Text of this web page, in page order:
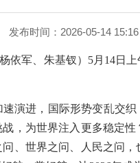
发布时间：2026-05-14 15:16
依军、朱基钗）5月14日
演进，国际形势变乱交
，为世界注入更多稳定
、世界之问、人民之问